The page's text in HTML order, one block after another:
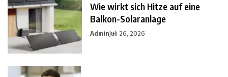
Wie wirkt sich Hitze auf eine
Balkon-Solaranlage
AdminJuli 26, 2026